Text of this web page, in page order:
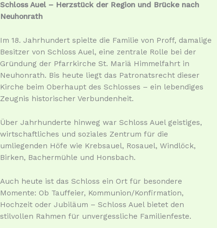
Schloss Auel – Herzstück der Region und Brücke nach
Neuhonrath
Im 18. Jahrhundert spielte die Familie von Proff, damalige
Besitzer von Schloss Auel, eine zentrale Rolle bei der
Gründung der Pfarrkirche St. Mariä Himmelfahrt in
Neuhonrath. Bis heute liegt das Patronatsrecht dieser
Kirche beim Oberhaupt des Schlosses – ein lebendiges
Zeugnis historischer Verbundenheit.
Über Jahrhunderte hinweg war Schloss Auel geistiges,
wirtschaftliches und soziales Zentrum für die
umliegenden Höfe wie Krebsauel, Rosauel, Windlöck,
Birken, Bachermühle und Honsbach.
Auch heute ist das Schloss ein Ort für besondere
Momente: Ob Tauffeier, Kommunion/Konfirmation,
Hochzeit oder Jubiläum – Schloss Auel bietet den
stilvollen Rahmen für unvergessliche Familienfeste.